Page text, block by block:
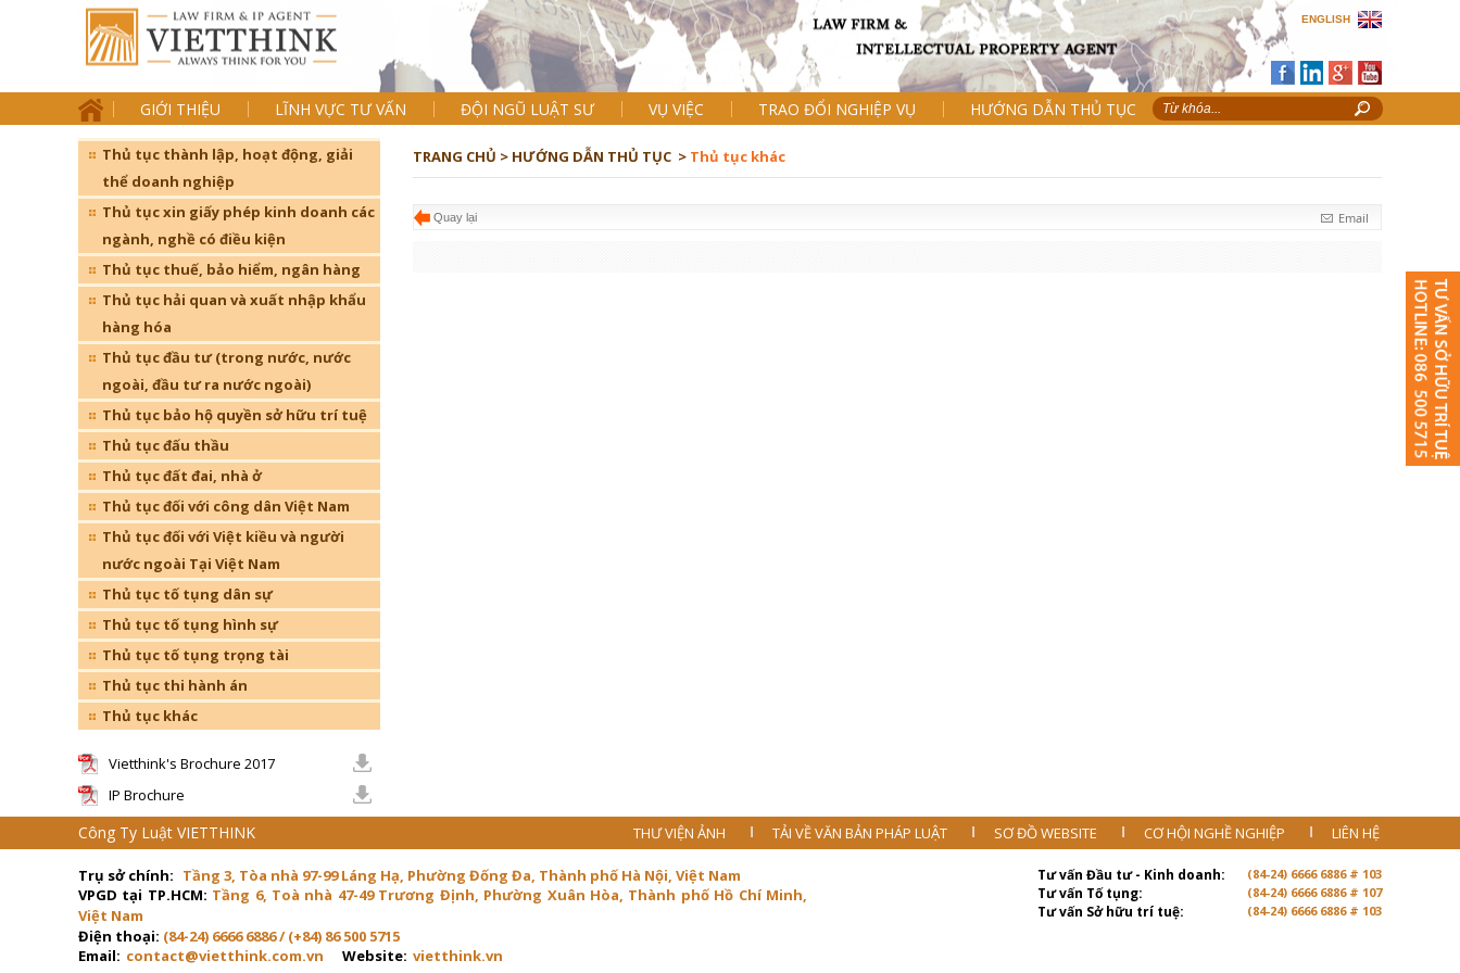
ENGLISH
GIỚI THIỆU LĨNH VỰC TƯ VẤN ĐỘI NGŨ LUẬT SƯ VỤ VIỆC TRAO ĐỔI NGHIỆP VỤ HƯỚNG DẪN THỦ TỤC
Thủ tục thành lập, hoạt động, giải
thể doanh nghiệp
Thủ tục xin giấy phép kinh doanh các
ngành, nghề có điều kiện
Thủ tục thuế, bảo hiểm, ngân hàng
Thủ tục hải quan và xuất nhập khẩu
hàng hóa
Thủ tục đầu tư (trong nước, nước
ngoài, đầu tư ra nước ngoài)
Thủ tục bảo hộ quyền sở hữu trí tuệ
Thủ tục đấu thầu
Thủ tục đất đai, nhà ở
Thủ tục đối với công dân Việt Nam
Thủ tục đối với Việt kiều và người
nước ngoài Tại Việt Nam
Thủ tục tố tụng dân sự
Thủ tục tố tụng hình sự
Thủ tục tố tụng trọng tài
Thủ tục thi hành án
Thủ tục khác
Vietthink's Brochure 2017
IP Brochure
TRANG CHỦ > HƯỚNG DẪN THỦ TỤC > Thủ tục khác
Quay lại Email
Công Ty Luật VIETTHINK THƯ VIỆN ẢNH TẢI VỀ VĂN BẢN PHÁP LUẬT SƠ ĐỒ WEBSITE CƠ HỘI NGHỀ NGHIỆP LIÊN HỆ
Trụ sở chính: Tầng 3, Tòa nhà 97-99 Láng Hạ, Phường Đống Đa, Thành phố Hà Nội, Việt Nam
VPGD tại TP.HCM: Tầng 6, Toà nhà 47-49 Trương Định, Phường Xuân Hòa, Thành phố Hồ Chí Minh,
Việt Nam
Điện thoại: (84-24) 6666 6886 / (+84) 86 500 5715
Email: contact@vietthink.com.vn Website: vietthink.vn
Tư vấn Đầu tư - Kinh doanh: (84-24) 6666 6886 # 103
Tư vấn Tố tụng: (84-24) 6666 6886 # 107
Tư vấn Sở hữu trí tuệ: (84-24) 6666 6886 # 103